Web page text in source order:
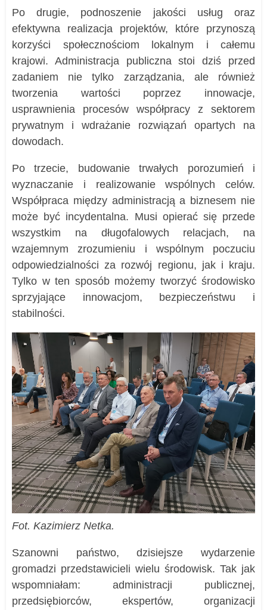
Po drugie, podnoszenie jakości usług oraz
efektywna realizacja projektów, które przynoszą
korzyści społecznościom lokalnym i całemu
krajowi. Administracja publiczna stoi dziś przed
zadaniem nie tylko zarządzania, ale również
tworzenia wartości poprzez innowacje,
usprawnienia procesów współpracy z sektorem
prywatnym i wdrażanie rozwiązań opartych na
dowodach.
Po trzecie, budowanie trwałych porozumień i
wyznaczanie i realizowanie wspólnych celów.
Współpraca między administracją a biznesem nie
może być incydentalna. Musi opierać się przede
wszystkim na długofalowych relacjach, na
wzajemnym zrozumieniu i wspólnym poczuciu
odpowiedzialności za rozwój regionu, jak i kraju.
Tylko w ten sposób możemy tworzyć środowisko
sprzyjające innowacjom, bezpieczeństwu i
stabilności.
Fot. Kazimierz Netka.
Szanowni państwo, dzisiejsze wydarzenie
gromadzi przedstawicieli wielu środowisk. Tak jak
wspomniałam: administracji publicznej,
przedsiębiorców, ekspertów, organizacji